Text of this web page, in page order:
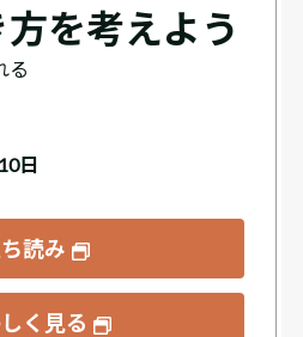
を考えよう
る
日
読み
く見る